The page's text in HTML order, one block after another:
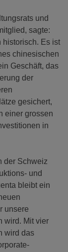
und
sagte:
historisch. Es ist
chinesischen
Geschäft, das
der
gesichert,
einer grossen
in
der Schweiz
und
bleibt ein
unsere
wird. Mit vier
wird das